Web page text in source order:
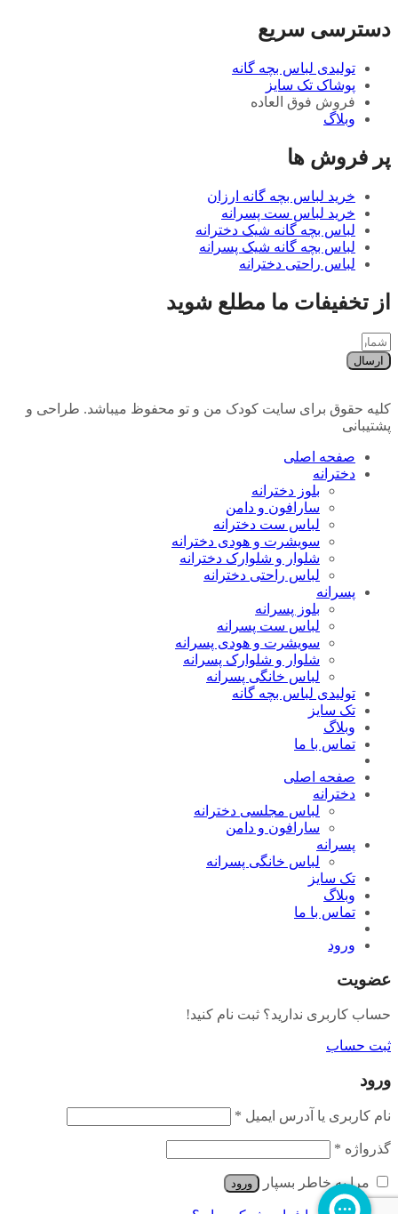
دسترسی سریع
تولیدی لباس بچه گانه
پوشاک تک سایز
فروش فوق العاده
وبلاگ
پر فروش ها
خرید لباس بچه گانه ارزان
خرید لباس ست پسرانه
لباس بچه گانه شیک دخترانه
لباس بچه گانه شیک پسرانه
لباس راحتی دخترانه
از تخفیفات ما مطلع شوید
ارسال
کلیه حقوق برای سایت کودک من و تو محفوظ میباشد. طراحی و
پشتیبانی
صفحه اصلی
دخترانه
بلوز دخترانه
سارافون و دامن
لباس ست دخترانه
سویشرت و هودی دخترانه
شلوار و شلوارک دخترانه
لباس راحتی دخترانه
پسرانه
بلوز پسرانه
لباس ست پسرانه
سویشرت و هودی پسرانه
شلوار و شلوارک پسرانه
لباس خانگی پسرانه
تولیدی لباس بچه گانه
تک سایز
وبلاگ
تماس با ما
صفحه اصلی
دخترانه
لباس مجلسی دخترانه
سارافون و دامن
پسرانه
لباس خانگی پسرانه
تک سایز
وبلاگ
تماس با ما
ورود
عضویت
حساب کاربری ندارید؟ ثبت نام کنید!
ثبت حساب
ورود
نام کاربری یا آدرس ایمیل *
گذرواژه *
مرا به خاطر بسپار ورود